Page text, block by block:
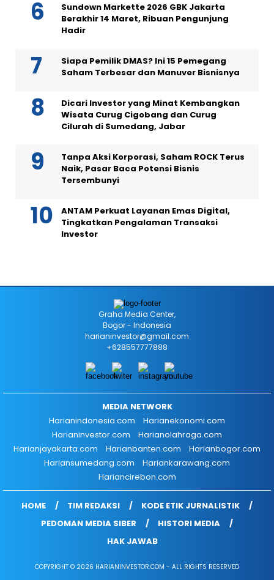
Sundown Markette 2026 GBK Jakarta
Berakhir 14 Maret, Ribuan Pengunjung
Hadir
Siapa Pemilik DMAS? Ini 15 Pemegang
Saham Terbesar dan Manuver Bisnisnya
Dicari Investor yang Minat Kembangkan
Wisata Curug Cigobang dan Curug
Cilurah di Sumedang, Jabar
Tanpa Aksi Korporasi, Saham ROCK Terus
Naik, Pasar Baca Potensi Bisnis
Tersembunyi
ANTAM Perkuat Layanan Emas Digital,
Tingkatkan Pengalaman Transaksi
Investor
Graha Media Center,
Bogor - Indonesia
harianinvestor@gmail.com
+628557777888
MEDIA NETWORK
Harianindonesia.com
Harianekonomi.com
Harianinvestor.com
Harianolahraga.com
Harianjayakarta.com
Harianbanten.com
Harianbogor.com
Hariansumedang.com
Hariankarawang.com
Hariancirebon.com
HOME TIM REDAKSI
KODE ETIK JURNALISTIK
PEDOMAN MEDIA SIBER
HISTORI MEDIA
HAK JAWAB
COPYRIGHT © 2026 HARIANINVESTOR.COM - ALL RIGHTS RESERVED